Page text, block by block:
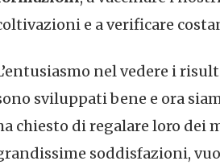
e a verificare
nel vedere i
sviluppati bene e ora
chiesto di regalare loro dei
soddisfazioni,